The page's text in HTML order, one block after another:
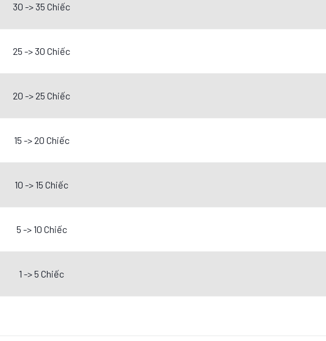
30 -> 35 Chiếc
25 -> 30 Chiếc
20 -> 25 Chiếc
15 -> 20 Chiếc
10 -> 15 Chiếc
5 -> 10 Chiếc
1 -> 5 Chiếc